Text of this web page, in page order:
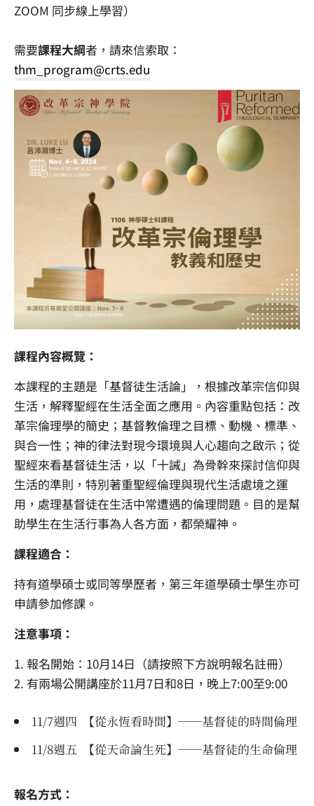
ZOOM 同步線上學習）
需要課程大綱者，請來信索取：
thm_program@crts.edu
課程內容概覽：
本課程的主題是「基督徒生活論」，根據改革宗信仰與
生活，解釋聖經在生活全面之應用。內容重點包括：改
革宗倫理學的簡史；基督教倫理之目標、動機、標準、
與合一性；神的律法對現今環境與人心趨向之啟示；從
聖經來看基督徒生活，以「十誡」為骨幹來探討信仰與
生活的準則，特別著重聖經倫理與現代生活處境之運
用，處理基督徒在生活中常遭遇的倫理問題。目的是幫
助學生在生活行事為人各方面，都榮耀神。
課程適合：
持有道學碩士或同等學歷者，第三年道學碩士學生亦可
申請參加修課。
注意事項：
1. 報名開始：10月14日（請按照下方說明報名註冊）
2. 有兩場公開講座於11月7日和8日，晚上7:00至9:00
11/7週四 【從永恆看時間】──基督徒的時間倫理
11/8週五 【從天命論生死】──基督徒的生命倫理
報名方式：